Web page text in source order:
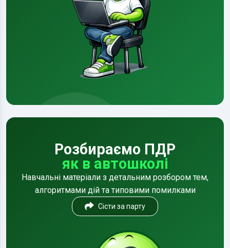
Розбираємо ПДР
як в автошколі
Навчальні матеріали з детальним розбором тем,
алгоритмами дій та типовими помилками
Сісти за парту